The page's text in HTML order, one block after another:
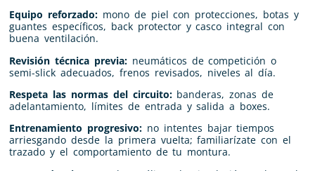
Equipo reforzado:mono de piel con protecciones, botas y
guantes específicos, back protector y casco integral con
buena ventilación.
Revisión técnica previa:neumáticos de competición o
semi-slick adecuados, frenos revisados, niveles al día.
Respeta las normas del circuito:banderas, zonas de
adelantamiento, límites de entrada y salida a boxes.
Entrenamiento progresivo:no intentes bajar tiempos
arriesgando desde la primera vuelta; familiarízate con el
trazado y el comportamiento de tu montura.